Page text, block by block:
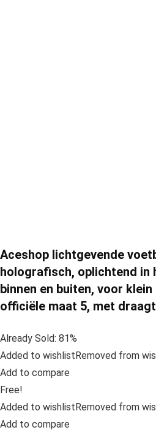
Aceshop lichtgevende
holografisch, oplichtend in
binnen en buiten, voor
officiële maat 5, met
Already Sold: 81%
Added to wishlistRemoved from
Add to compare
Free!
Added to wishlistRemoved from
Add to compare